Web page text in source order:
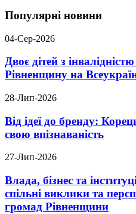
Популярні новини
04-Сер-2026
Двоє дітей з
Рівненщину на
28-Лип-2026
Від ідеї до бренду:
свою впізнаваність
27-Лип-2026
Влада, бізнес та
спільні виклики та
громад Рівненщини